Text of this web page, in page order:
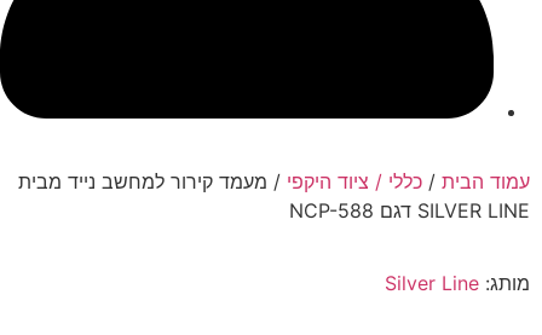
עמוד הבית / כללי / ציוד היקפי / מעמד קירור למחשב נייד מבית
SILVER LINE דגם NCP-588
מותג: Silver Line